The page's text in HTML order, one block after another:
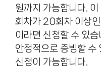
원까지 가능합니다.
회차가 20회차 이상
이라면 신청할 수 있
안정적으로 증빙할 수
신청이 가능합니다.